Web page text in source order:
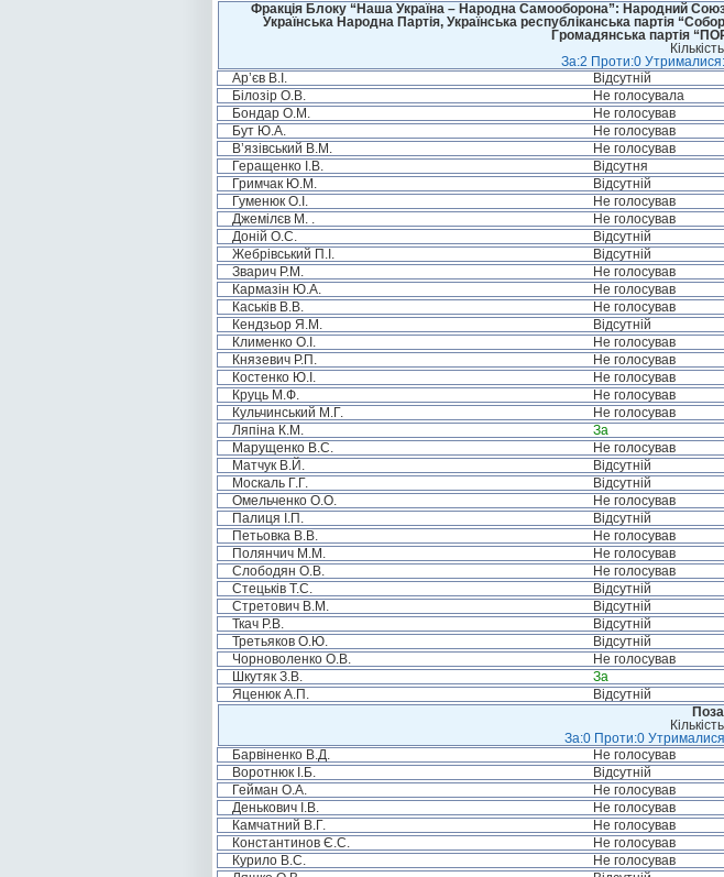
Фракція Блоку “Наша Україна – Народна Самооборона”: Народний
Українська Народна Партія, Українська республіканська партія
Громадянська партія
За:2 Проти:0
Ар’єв В.І.
Відсутній
Білозір О.В.
Не голосувала
Бондар О.М.
Не голосував
Бут Ю.А.
Не голосував
В’язівський В.М.
Не голосував
Геращенко І.В.
Відсутня
Гримчак Ю.М.
Відсутній
Гуменюк О.І.
Не голосував
Джемілєв М. .
Не голосував
Доній О.С.
Відсутній
Жебрівський П.І.
Відсутній
Зварич Р.М.
Не голосував
Кармазін Ю.А.
Не голосував
Каськів В.В.
Не голосував
Кендзьор Я.М.
Відсутній
Клименко О.І.
Не голосував
Князевич Р.П.
Не голосував
Костенко Ю.І.
Не голосував
Круць М.Ф.
Не голосував
Кульчинський М.Г.
Не голосував
Ляпіна К.М.
За
Марущенко В.С.
Не голосував
Матчук В.Й.
Відсутній
Москаль Г.Г.
Відсутній
Омельченко О.О.
Не голосував
Палиця І.П.
Відсутній
Петьовка В.В.
Не голосував
Полянчич М.М.
Не голосував
Слободян О.В.
Не голосував
Стецьків Т.С.
Відсутній
Стретович В.М.
Відсутній
Ткач Р.В.
Відсутній
Третьяков О.Ю.
Відсутній
Чорноволенко О.В.
Не голосував
Шкутяк З.В.
За
Яценюк А.П.
Відсутній
За:0 Проти:0
Барвіненко В.Д.
Не голосував
Воротнюк І.Б.
Відсутній
Гейман О.А.
Не голосував
Денькович І.В.
Не голосував
Камчатний В.Г.
Не голосував
Константинов Є.С.
Не голосував
Курило В.С.
Не голосував